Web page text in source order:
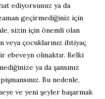
ediyorsunuz ya da
geçirmediğiniz için
sizin için önemli olan
çocuklarınız ihtiyaç
ebeveyn olmaktır. Belki
ya da şansınız
Bu nedenle,
ve yeni şeyler başarmak